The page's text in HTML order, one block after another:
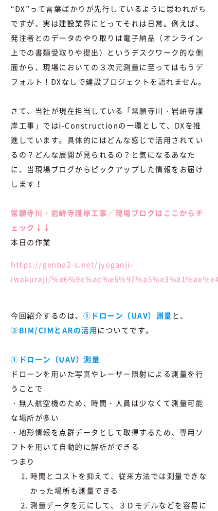
“DX”って言葉ばかりが先行しているように思われがち
ですが、実は建設業界にとってそれは日常。例えば、
発注者とのデータのやり取りは電子納品（オンライン
上での書類受取りや提出）というデスクワーク的な側
面から、現場においての３次元測量に至ってはもうデ
フォルト！DXなしで建設プロジェクトを語れません。
さて、当社が現在担当している「常願寺川・岩峅寺護
岸工事」ではi-Constructionの一環として、DXを推
進しています。具体的にはどんな感じで活用されてい
るの？どんな展開が見られるの？と気になるあなた
に、当現場ブログからピックアップした情報をお届け
します！
常願寺川・岩峅寺護岸工事／現場ブログはここからチ
ェック↓↓
本日の作業
https://genba2-s.net/jyoganji-
iwakuraji/
今回紹介するのは、 ①ドローン（UAV）測量と、
②BIM/CIMとARの活用についてです。
①ドローン（UAV）測量
ドローンを用いた写真やレーザー照射による測量を行
うことで
・無人航空機のため、時間・人員は少なくて測量可能
な場所が多い
・地形情報を点群データとして取得するため、専用ソ
フトを用いて自動的に解析ができる
つまり
時間とコストを抑えて、従来方法では測量できな
かった場所も測量できる
測量データを元にして、３Ｄモデルなどを容易に